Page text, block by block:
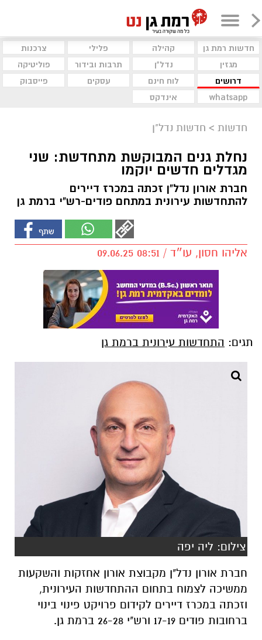
חדשות רמת גן קהילה פלילי
צרכנות
מגזין
נדל"ן תרבות ובידור
פוליטיקה
דרושים
לוח חינם עסקים
פייסבוק
whatsapp
אינדקס
חדשות > חדשות נדל"ן
נחלת גנים המבוקשת מתחדשת: שני
מגדלים חדשים יוקמו
חברת אורון נדל"ן זכתה במכרז דיירים
להתחדשות עירונית במתחם פודים-רש"י ברמת גן
אליהו חסון, עו״ד / 08:51 09.06.25
תגים: התחדשות עירונית ברמת גן
צילום: ליה יפה
חברת אורון נדל"ן מקבוצת אורון אחזקות והשקעות
ממשיכה לצמוח בתחום ההתחדשות העירונית,
וזכתה במכרז דיירים לקידום פרויקט פינוי בינוי
ברחובות פודים 17-19 ורש"י 26-28 ברמת גן.